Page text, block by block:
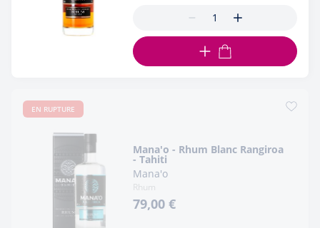
AJOUTER AU PANIER
EN RUPTURE
Mana'o - Rhum Blanc Rangiroa
- Tahiti
Mana'o
Rhum
79,00 €